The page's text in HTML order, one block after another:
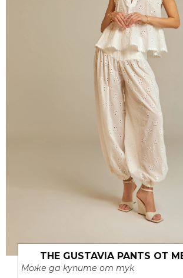
THE GUSTAVIA PANTS ОТ
Може да купите от тук